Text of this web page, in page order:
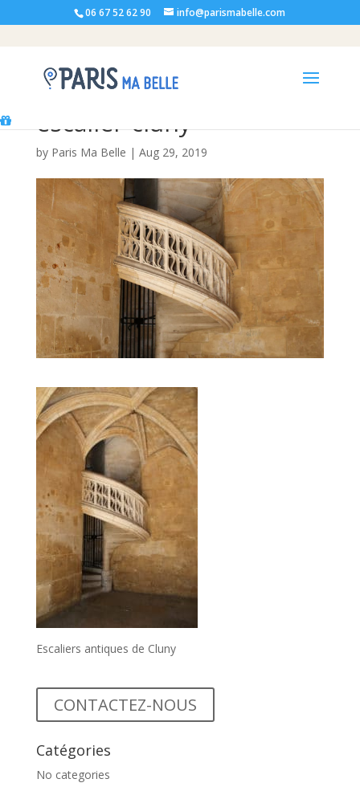
06 67 52 62 90 info@parismabelle.com
escalier-cluny
by Paris Ma Belle | Aug 29, 2019
Escaliers antiques de Cluny
CONTACTEZ-NOUS
Catégories
No categories